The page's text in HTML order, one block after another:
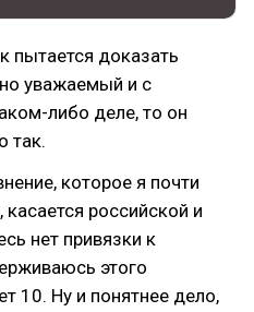
пытается доказать
уважаемый и с
либо деле, то он
так.
которое я почти
российской и
нет привязки к
этого
10. Ну и понятнее дело,